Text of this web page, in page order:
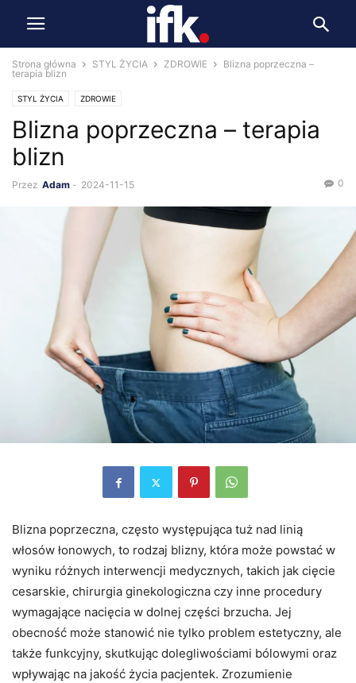
Strona główna STYL ŻYCIA ZDROWIE
Blizna poprzeczna –
terapia blizn
STYL ŻYCIA ZDROWIE
Blizna poprzeczna – terapia
blizn
Przez Adam - 2024-11-15 0
Blizna poprzeczna, często występująca tuż nad linią
włosów łonowych, to rodzaj blizny, która może powstać w
wyniku różnych interwencji medycznych, takich jak cięcie
cesarskie, chirurgia ginekologiczna czy inne procedury
wymagające nacięcia w dolnej części brzucha. Jej
obecność może stanowić nie tylko problem estetyczny, ale
także funkcyjny, skutkując dolegliwościami bólowymi oraz
wpływając na jakość życia pacjentek. Zrozumienie